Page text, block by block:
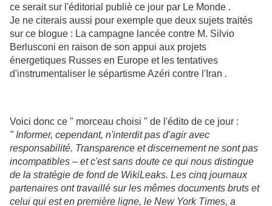
ce serait sur l'éditorial publiè ce jour par Le Monde .
Je ne citerais aussi pour exemple que deux sujets traités
sur ce blogue : La campagne lancée contre M. Silvio
Berlusconi en raison de son appui aux projets
énergetiques Russes en Europe et les tentatives
d'instrumentaliser le sépartisme Azéri contre l'Iran .
Voici donc ce " morceau choisi " de l'édito de ce jour :
" Informer, cependant, n'interdit pas d'agir avec
responsabilité. Transparence et discernement ne sont pas
incompatibles – et c'est sans doute ce qui nous distingue
de la stratégie de fond de WikiLeaks. Les cinq journaux
partenaires ont travaillé sur les mêmes documents bruts et
celui qui est en première ligne, le New York Times, a